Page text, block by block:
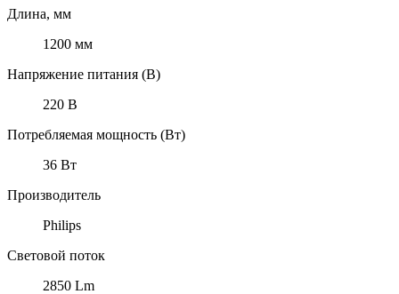
Длина, мм
1200 мм
Напряжение питания (В)
220 В
Потребляемая мощность (Вт)
36 Вт
Производитель
Philips
Световой поток
2850 Lm